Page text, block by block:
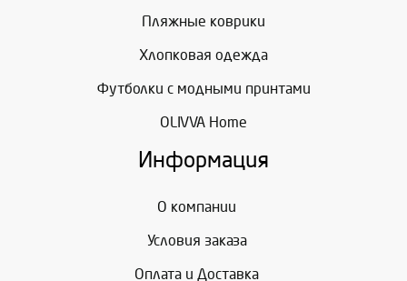
Пляжные коврики
Хлопковая одежда
Футболки с модными принтами
OLIVVA Home
Информация
О компании
Условия заказа
Оплата и Доставка